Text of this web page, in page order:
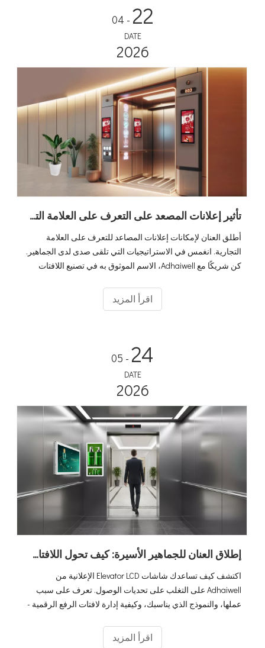
22
- 04
DATE
2026
تأثير إعلانات المصعد على التعرف على العلامة التجارية
أطلق العنان لإمكانات إعلانات المصاعد للتعرف على العلامة
التجارية. انغمس في الاستراتيجيات التي تلقى صدى لدى الجماهير.
كن شريكًا مع Adhaiwell، الاسم الموثوق به في تصنيع اللافتات
اقرأ المزيد
24
- 05
DATE
2026
إطلاق العنان للجماهير الأسيرة: كيف تحول اللافتات الرقمية لمصعد Adhaiwell المصاعد إلى آلات للإيرادات
اكتشف كيف تساعدك شاشات Elevator LCD الإعلانية من
Adhaiwell على التغلب على تحديات الوصول. تعرف على سبب
عملها، والنموذج الذي يناسبك، وكيفية إدارة لافتات الرفع الرقمية -
اقرأ المزيد